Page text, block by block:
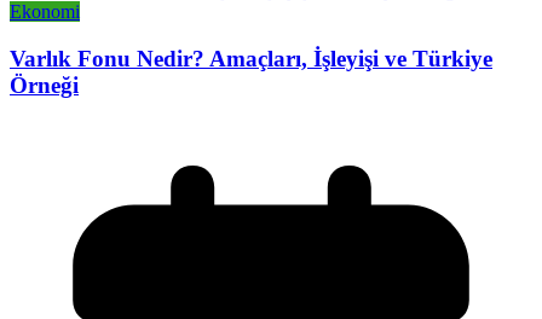
Ekonomi
Varlık Fonu Nedir? Amaçları, İşleyişi ve Türkiye
Örneği